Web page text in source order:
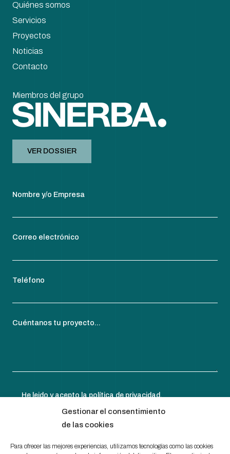
Gestionar el consentimiento
de las cookies
Para ofrecer las mejores experiencias, utilizamos tecnologías como las cookies
Quiénes somos
Servicios
Proyectos
Noticias
Contacto
Miembros del grupo
VER DOSSIER
Nombre y/o Empresa
Correo electrónico
Teléfono
Cuéntanos tu proyecto...
He leido y acepto la política de privacidad .